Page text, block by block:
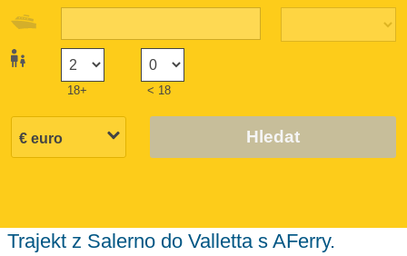
18+ < 18
Hledat
Trajekt z Salerno do Valletta s AFerry.